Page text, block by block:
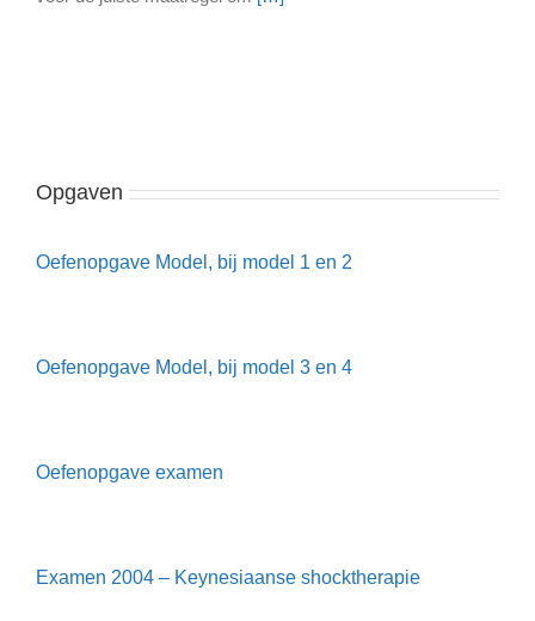
Opgaven
Oefenopgave Model, bij model 1 en 2
Oefenopgave Model, bij model 3 en 4
Oefenopgave examen
Examen 2004 – Keynesiaanse shocktherapie